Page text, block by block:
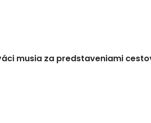
musia za predstaveniami